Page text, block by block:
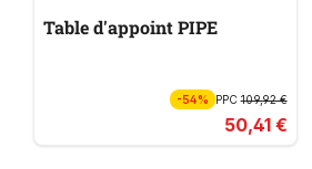
Table d'appoint PIPE
-54% PPC109,92 €
50,41 €